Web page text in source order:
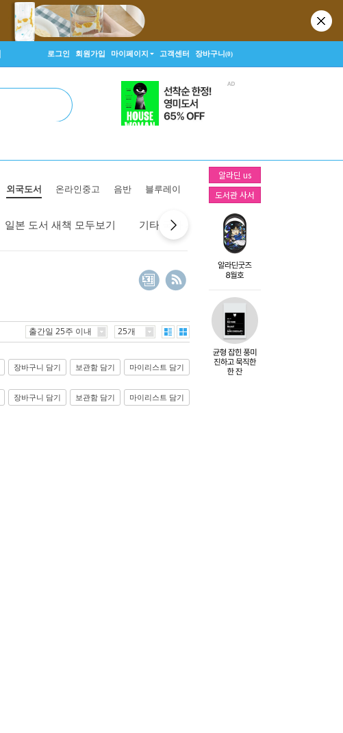
로그인 회원가입 마이페이지 고객센터 장바구니(0)
알라딘 us
도서관 사서
외국도서 온라인중고 음반 블루레이
일본 도서 새책 모두보기 기타 국가 새책 모두보기
출간일 25주 이내 25개
장바구니 담기 보관함 담기 마이리스트 담기
장바구니 담기 보관함 담기 마이리스트 담기